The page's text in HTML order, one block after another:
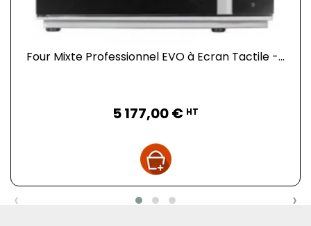
Four Mixte Professionnel EVO à Ecran Tactile -...
5 177,00 € HT
‹ ›